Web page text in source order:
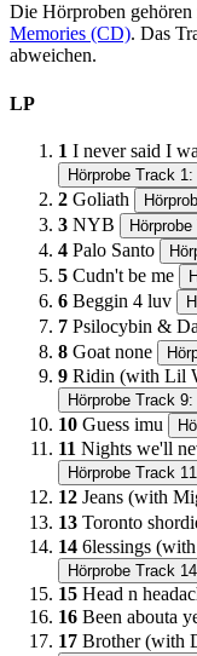
Die Hörproben
Memories (CD). Das
abweichen.
LP
1 I never said I
Hörprobe Track
2 Goliath
3 NYB
4 Palo Santo
5 Cudn't be me
6 Beggin 4 luv
7 Psilocybin &
8 Goat none
9 Ridin (with Lil
Hörprobe Track
10 Guess imu
11 Nights we'll
Hörprobe Track
12 Jeans (with
13 Toronto
14 6lessings
Hörprobe Track
15 Head n
16 Been abouta
17 Brother (with